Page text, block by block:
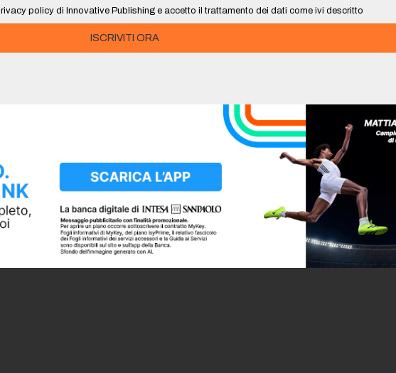
policy di Innovative Publishing e accetto il trattamento dei dati come ivi descritto
ISCRIVITI ORA